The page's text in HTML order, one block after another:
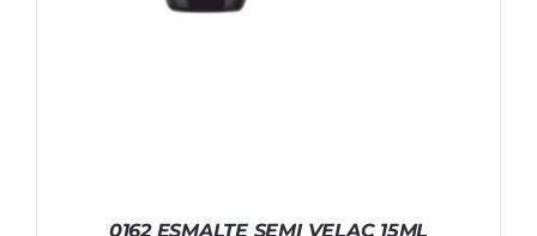
0162 ESMALTE SEMI VELAC 15ML